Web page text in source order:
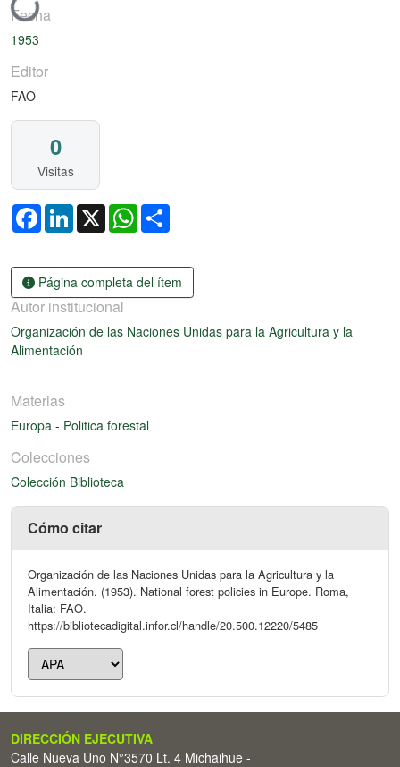
Fecha
1953
Editor
FAO
0
Visitas
FacebookLinkedIn
X WhatsApp
Página completa del ítem
Autor institucional
Organización de las Naciones Unidas para la Agricultura y la
Alimentación
Materias
Europa - Politica forestal
Colecciones
Colección Biblioteca
Cómo citar
Organización de las Naciones Unidas para la Agricultura y la
Alimentación. (1953). National forest policies in Europe. Roma,
Italia: FAO.
https://bibliotecadigital.infor.cl/handle/20.500.12220/5485
DIRECCIÓN EJECUTIVA
Calle Nueva Uno N°3570 Lt. 4 Michaihue -